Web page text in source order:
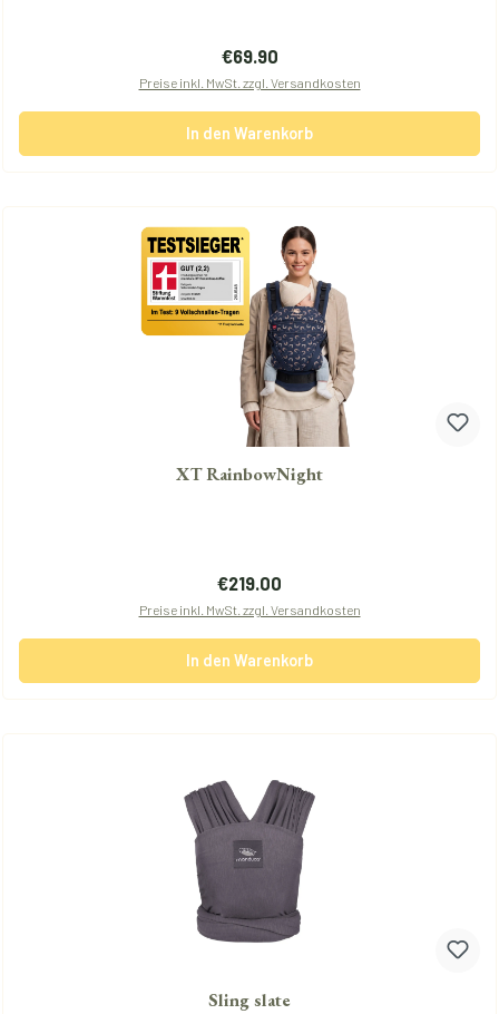
Regulärer Preis:
€69.90
Preise inkl. MwSt. zzgl. Versandkosten
In den Warenkorb
XT RainbowNight
Regulärer Preis:
€219.00
Preise inkl. MwSt. zzgl. Versandkosten
In den Warenkorb
Sling slate